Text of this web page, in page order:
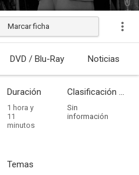
Marcar ficha
DVD / Blu-Ray Noticias
Duración
1 hora y
11
minutos
Clasificación por edades
Sin
información
Temas